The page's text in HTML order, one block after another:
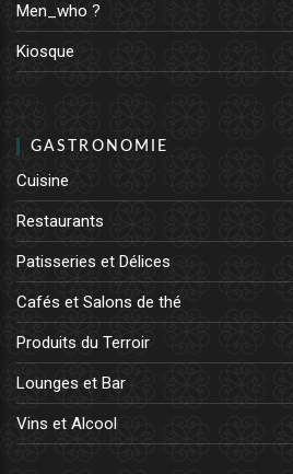
Men_who ?
Kiosque
GASTRONOMIE
Cuisine
Restaurants
Patisseries et Délices
Cafés et Salons de thé
Produits du Terroir
Lounges et Bar
Vins et Alcool